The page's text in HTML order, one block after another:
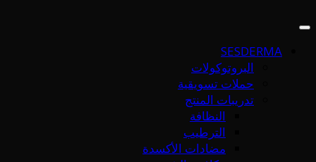
SESDERMA
البروتوكولات
حملات تسويقية
تدريبات المنتج
النظافة
الترطيب
مضادات الأكسدة